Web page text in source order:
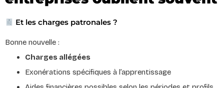
Et les charges patronales ?
Bonne nouvelle :
Charges allégées
Exonérations spécifiques à l’apprentissage